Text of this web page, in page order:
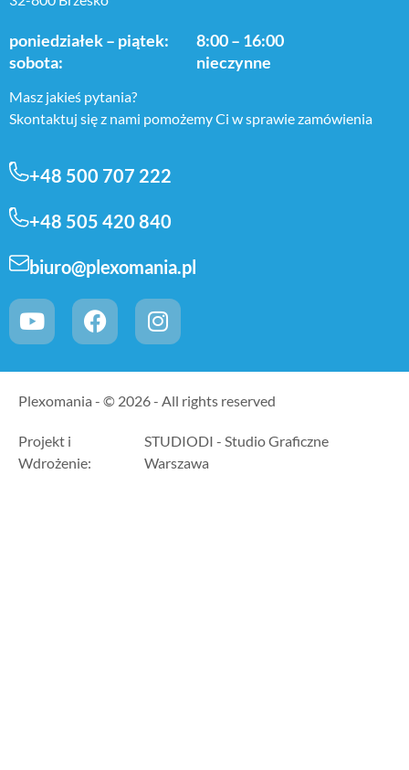
poniedziałek – piątek:
sobota:
8:00 – 16:00
nieczynne
Masz jakieś pytania?
Skontaktuj się z nami pomożemy Ci w sprawie zamówienia
+48 500 707 222
+48 505 420 840
biuro@plexomania.pl
Plexomania - © 2026 - All rights reserved
Projekt i
Wdrożenie:
STUDIODI - Studio Graficzne
Warszawa